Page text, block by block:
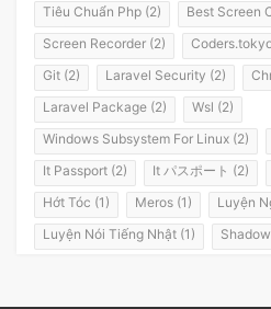
Tiêu Chuẩn Php (2)
Best Screen
Screen Recorder (2)
Git (2)
Laravel Security (2)
Laravel Package (2)
Wsl (2)
Windows Subsystem For Linux (2)
It Passport (2)
It パスポート (2)
Hớt Tóc (1)
Meros (1)
Luyện
Luyện Nói Tiếng Nhật (1)